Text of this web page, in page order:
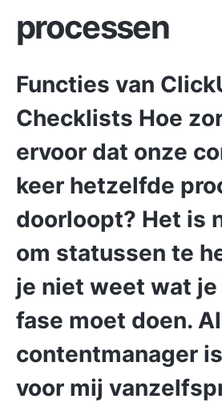
processen
Functies van
Checklists Hoe
ervoor dat onze
keer hetzelfde
doorloopt? Het is
om statussen te
je niet weet wat je
fase moet doen.
contentmanager
voor mij